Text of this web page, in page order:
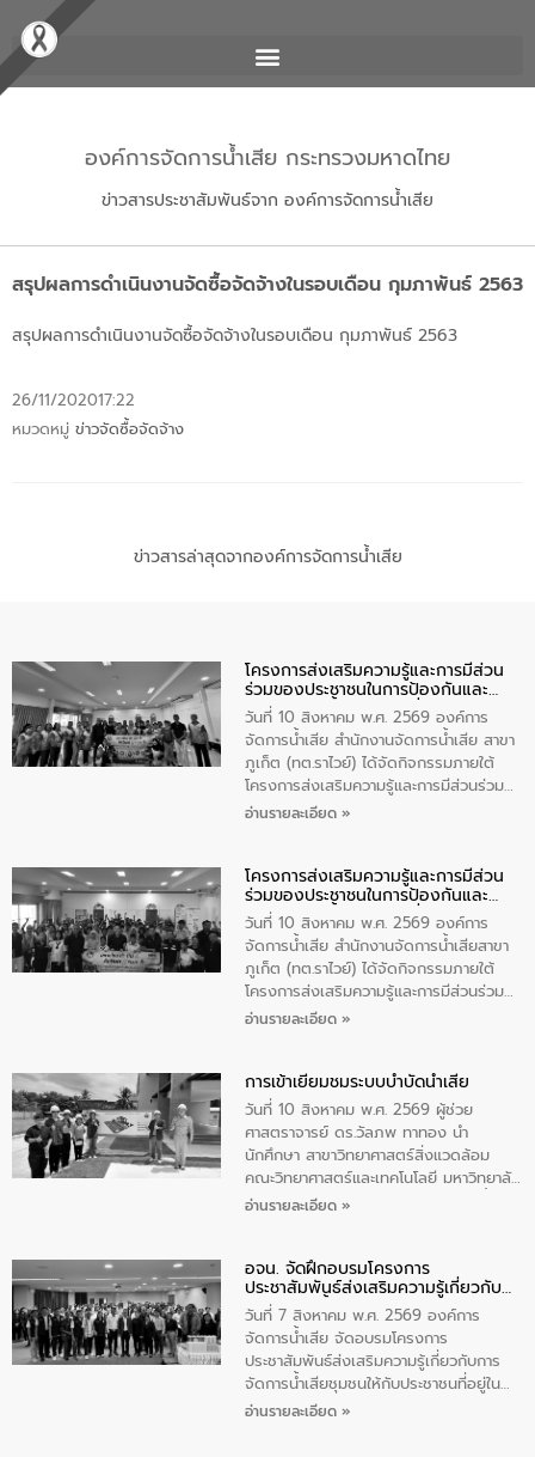
องค์การจัดการน้ำเสีย กระทรวงมหาดไทย
ข่าวสารประชาสัมพันธ์จาก องค์การจัดการน้ำเสีย
สรุปผลการดำเนินงานจัดซื้อจัดจ้างในรอบเดือน กุมภาพันธ์ 2563
สรุปผลการดำเนินงานจัดซื้อจัดจ้างในรอบเดือน กุมภาพันธ์ 2563
26/11/202017:22
หมวดหมู่ ข่าวจัดซื้อจัดจ้าง
ข่าวสารล่าสุดจากองค์การจัดการน้ำเสีย
โครงการส่งเสริมความรู้และการมีส่วน
ร่วมของประชาชนในการป้องกันและ
แก้ไขปัญหาน้ำเสียอย่างยั่งยืน
วันที่ 10 สิงหาคม พ.ศ. 2569 องค์การ
จัดการน้ำเสีย สำนักงานจัดการน้ำเสีย สาขา
ภูเก็ต (ทต.ราไวย์) ได้จัดกิจกรรมภายใต้
โครงการส่งเสริมความรู้และการมีส่วนร่วม
ของประชาชนในการป้องกันและแก้ไขปัญหา
ความรู้แก่อาสาสมัครท้องถิ่นรักษ์โลก อาสา
สมัครสาธารณสุขประจำหมู่บ้าน และ
ประชาชนผู้ที่สนใจเข้าร่วม จำนวน 80 คน
เพื่อส่งเสริมความรู้ด้านการจัดการน้ำเสีย
การบำบัดน้ำเสียเบื้องต้นในครัวเรือน และ
สร้างจิตสำนึกในการอนุรักษ์สิ่งแวดล้อม ใน
การนี้ นายเทมส์ ไกรทัศน์ นายกเทศมนตรี
อ่านรายละเอียด »
โครงการส่งเสริมความรู้และการมีส่วน
ร่วมของประชาชนในการป้องกันและ
แก้ไขปัญหาน้ำเสียอย่างยั่งยืน
วันที่ 10 สิงหาคม พ.ศ. 2569 องค์การ
จัดการน้ำเสีย สำนักงานจัดการน้ำเสียสาขา
ภูเก็ต (ทต.ราไวย์) ได้จัดกิจกรรมภายใต้
โครงการส่งเสริมความรู้และการมีส่วนร่วม
ของประชาชนในการป้องกันและแก้ไขปัญหา
ความรู้แก่นักเรียนชั้นมัธยมปีที่ 1 โรงเรียน
วัดสว่างอารมณ์ ในเขตเทศบาลตำบลราไวย์
เพื่อส่งเสริมความรู้ด้านการจัดการน้ำเสีย
การบำบัดน้ำเสียเบื้องต้นในครัวเรือน และ
สร้างจิตสำนึกในการอนุรักษ์สิ่งแวดล้อม ใน
การนี้ นายเทมส์ ไกรทัศน์ นายกเทศมนตรี
อ่านรายละเอียด »
การเข้าเยี่ยมชมระบบบำบัดน้ำเสีย
วันที่ 10 สิงหาคม พ.ศ. 2569 ผู้ช่วย
ศาสตราจารย์ ดร.วัลภพ ทาทอง นำ
นักศึกษา สาขาวิทยาศาสตร์สิ่งแวดล้อม
คณะวิทยาศาสตร์และเทคโนโลยี มหาวิทยาลัย
ราชภัฏเลย เข้าศึกษาดูงานระบบบำบัดน้ำเสีย
วิศวกร ให้การต้อนรับ และบรรยายให้ความ
รู้
อ่านรายละเอียด »
อจน. จัดฝึกอบรมโครงการ
ประชาสัมพันธ์ส่งเสริมความรู้เกี่ยวกับ
การจัดการน้ำเสีย
วันที่ 7 สิงหาคม พ.ศ. 2569 องค์การ
จัดการน้ำเสีย จัดอบรมโครงการ
ประชาสัมพันธ์ส่งเสริมความรู้เกี่ยวกับการ
จัดการน้ำเสียชุมชนให้กับประชาชนที่อยู่ใน
เขตพื้นที่เทศบาลเมืองอุทัยธานี จำนวน 100
อ่านรายละเอียด »